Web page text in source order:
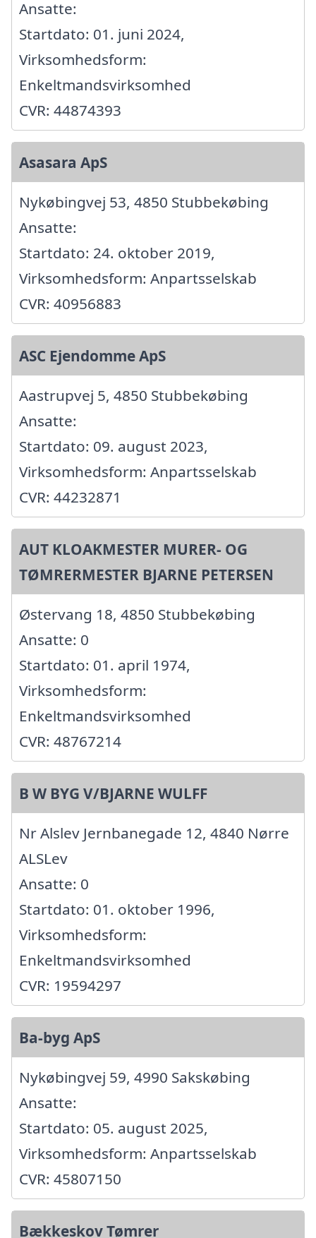
Ansatte:
Startdato: 01. juni 2024,
Virksomhedsform:
Enkeltmandsvirksomhed
CVR: 44874393
Asasara ApS
Nykøbingvej 53, 4850 Stubbekøbing
Ansatte:
Startdato: 24. oktober 2019,
Virksomhedsform: Anpartsselskab
CVR: 40956883
ASC Ejendomme ApS
Aastrupvej 5, 4850 Stubbekøbing
Ansatte:
Startdato: 09. august 2023,
Virksomhedsform: Anpartsselskab
CVR: 44232871
AUT KLOAKMESTER MURER- OG
TØMRERMESTER BJARNE PETERSEN
Østervang 18, 4850 Stubbekøbing
Ansatte: 0
Startdato: 01. april 1974,
Virksomhedsform:
Enkeltmandsvirksomhed
CVR: 48767214
B W BYG V/BJARNE WULFF
Nr Alslev Jernbanegade 12, 4840 Nørre
ALSLev
Ansatte: 0
Startdato: 01. oktober 1996,
Virksomhedsform:
Enkeltmandsvirksomhed
CVR: 19594297
Ba-byg ApS
Nykøbingvej 59, 4990 Sakskøbing
Ansatte:
Startdato: 05. august 2025,
Virksomhedsform: Anpartsselskab
CVR: 45807150
Bækkeskov Tømrer